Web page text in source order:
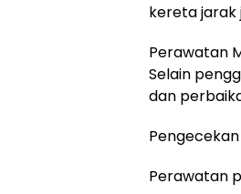
kereta jarak
Perawatan
Selain
dan
Perawatan